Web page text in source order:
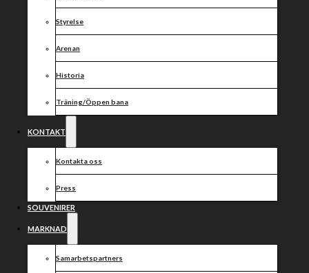
Styrelse
Arenan
Historia
Träning/Öppen bana
KONTAKT
Kontakta oss
Press
SOUVENIRER
MARKNAD
Samarbetspartners